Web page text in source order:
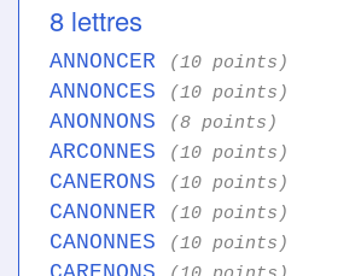
8 lettres
ANNONCER (10 points)
ANNONCES (10 points)
ANONNONS (8 points)
ARCONNES (10 points)
CANERONS (10 points)
CANONNER (10 points)
CANONNES (10 points)